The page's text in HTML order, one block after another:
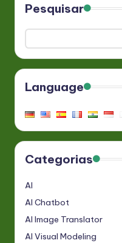
Pesquisar
Language
Categorias
AI
AI Chatbot
AI Image Translator
AI Visual Modeling